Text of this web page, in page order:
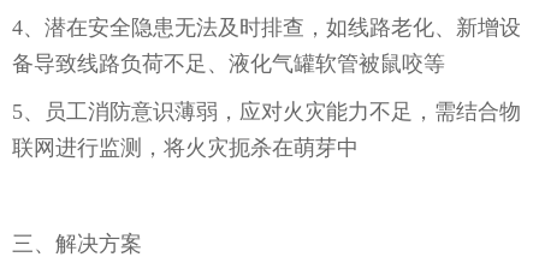
4、潜在安全隐患无法及时排查，如线路老化、新增设
备导致线路负荷不足、液化气罐软管被鼠咬等
5、员工消防意识薄弱，应对火灾能力不足，需结合物
联网进行监测，将火灾扼杀在萌芽中
三、解决方案